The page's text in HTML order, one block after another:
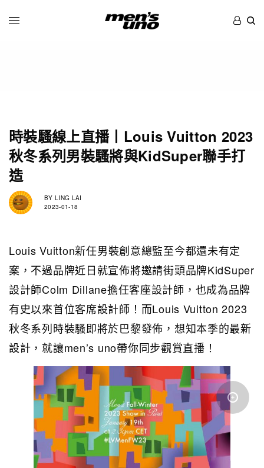
時裝騷線上直播丨Louis Vuitton 2023
秋冬系列男裝騷將與KidSuper聯手打
造
BY LING LAI
2023-01-18
Louis Vuitton新任男裝創意總監至今都還未有定
案，不過品牌近日就宣佈將邀請街頭品牌KidSuper
設計師Colm Dillane擔任客座設計師，也成為品牌
有史以來首位客席設計師！而Louis Vuitton 2023
秋冬系列時裝騷即將於巴黎發佈，想知本季的最新
設計， 就讓men’s uno帶你同步觀賞直播！